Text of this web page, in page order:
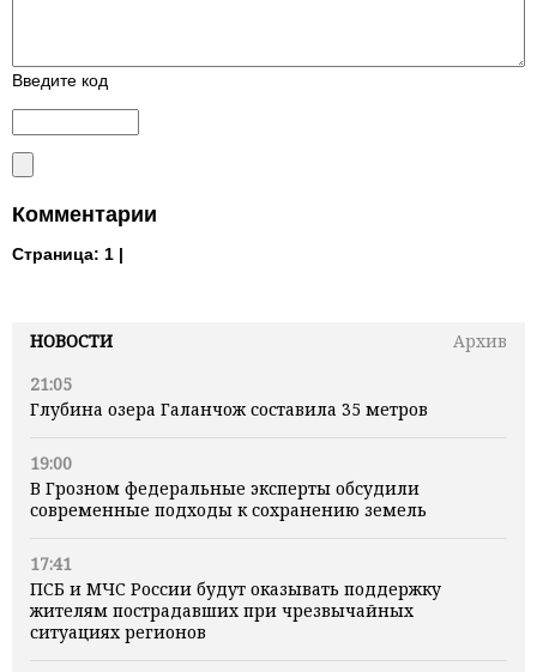
НОВОСТИ
Архив
21:05
Глубина озера Галанчож составила 35 метров
19:00
В Грозном федеральные эксперты обсудили
современные подходы к сохранению земель
17:41
ПСБ и МЧС России будут оказывать поддержку
жителям пострадавших при чрезвычайных
ситуациях регионов
Введите код
Комментарии
Страница: 1 |